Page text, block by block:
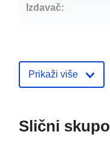
Izdavač:
Prikaži više
Slični